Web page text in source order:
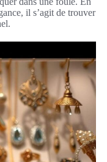
il s’agit de trouver